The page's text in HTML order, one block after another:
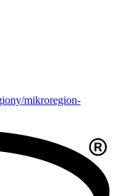
mikroregion-